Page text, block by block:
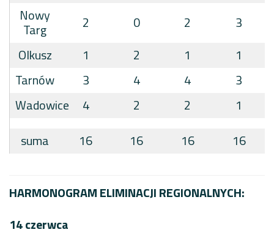
Nowy
Targ 2 0 2
3
Olkusz
1 2 1
1
Tarnów
3 4 4
3
Wadowice
4 2 2
1
suma
16 16 16 16
HARMONOGRAM ELIMINACJI REGIONALNYCH:
14 czerwca